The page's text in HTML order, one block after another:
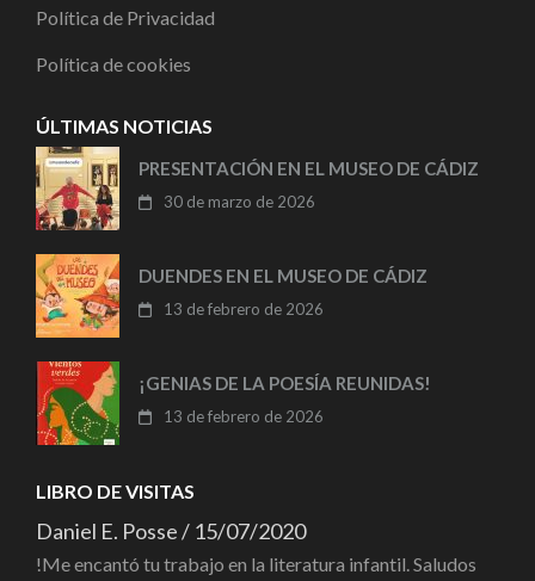
Política de Privacidad
Política de cookies
ÚLTIMAS NOTICIAS
PRESENTACIÓN EN EL MUSEO DE CÁDIZ
30 de marzo de 2026
DUENDES EN EL MUSEO DE CÁDIZ
13 de febrero de 2026
¡GENIAS DE LA POESÍA REUNIDAS!
13 de febrero de 2026
LIBRO DE VISITAS
Daniel E. Posse/ 15/07/2020
!Me encantó tu trabajo en la literatura infantil. Saludos